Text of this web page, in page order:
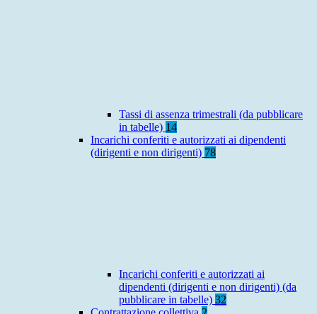
Tassi di assenza trimestrali (da pubblicare
in tabelle) 14
Incarichi conferiti e autorizzati ai dipendenti
(dirigenti e non dirigenti) 78
Incarichi conferiti e autorizzati ai
dipendenti (dirigenti e non dirigenti) (da
pubblicare in tabelle) 32